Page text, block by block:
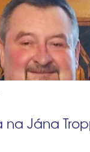
na Jána